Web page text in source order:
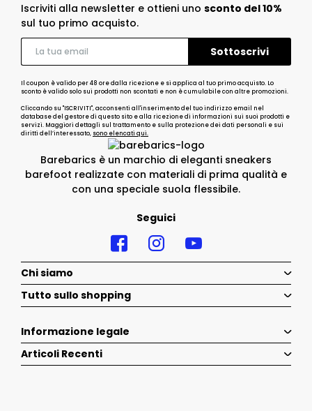
Barebarics è un marchio di eleganti sneakers
barefoot realizzate con materiali di prima qualità e
con una speciale suola flessibile.
Seguici
Iscriviti alla newsletter e ottieni uno sconto del 10%
sul tuo primo acquisto.
Il coupon è valido per 48 ore dalla ricezione e si applica al tuo primo acquisto. Lo
sconto è valido solo sui prodotti non scontati e non è cumulabile con altre promozioni.
Cliccando su "ISCRIVITI", acconsenti all'inserimento del tuo indirizzo email nel
database del gestore di questo sito e alla ricezione di informazioni sui suoi prodotti e
servizi. Maggiori dettagli sul trattamento e sulla protezione dei dati personali e sui
diritti dell’interessato, sono elencati qui.
Chi siamo
Tutto sullo shopping
Informazione legale
Articoli Recenti